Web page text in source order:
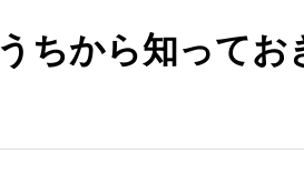
ちから知ってお